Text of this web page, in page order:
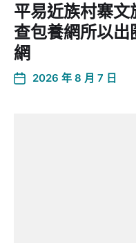
平易近族村寨
查包養網所以出
網
2026 年 8 月 7 日